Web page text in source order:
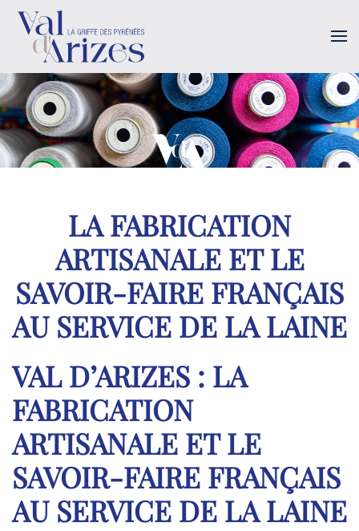
Accéder au contenu principal
LA FABRICATION
ARTISANALE ET LE
SAVOIR-FAIRE FRANÇAIS
AU SERVICE DE LA LAINE
VAL D’ARIZES : LA
FABRICATION
ARTISANALE ET LE
SAVOIR-FAIRE FRANÇAIS
AU SERVICE DE LA LAINE